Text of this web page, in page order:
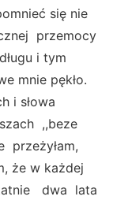
się nie
przemocy
i tym
mnie pękło.
i słowa
,,beze
przeżyłam,
że w każdej
dwa lata